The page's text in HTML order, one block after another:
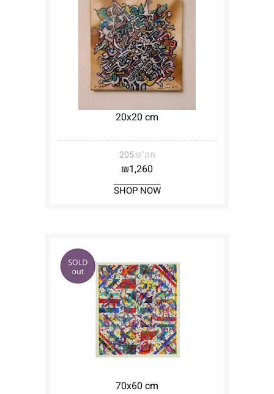
20x20 cm
מק"ט:205
₪1,260
SHOP NOW
70x60 cm